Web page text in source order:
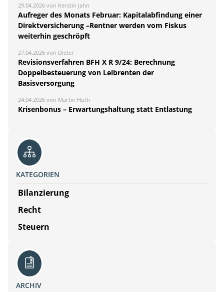
29.04.2026 von Kerstin Jahn
Aufreger des Monats Februar: Kapitalabfindung einer
Direktversicherung –Rentner werden vom Fiskus
weiterhin geschröpft
27.04.2026 von Dieter
Revisionsverfahren BFH X R 9/24: Berechnung
Doppelbesteuerung von Leibrenten der
Basisversorgung
24.04.2026 von Martin Huth
Krisenbonus – Erwartungshaltung statt Entlastung
KATEGORIEN
Bilanzierung
Recht
Steuern
ARCHIV